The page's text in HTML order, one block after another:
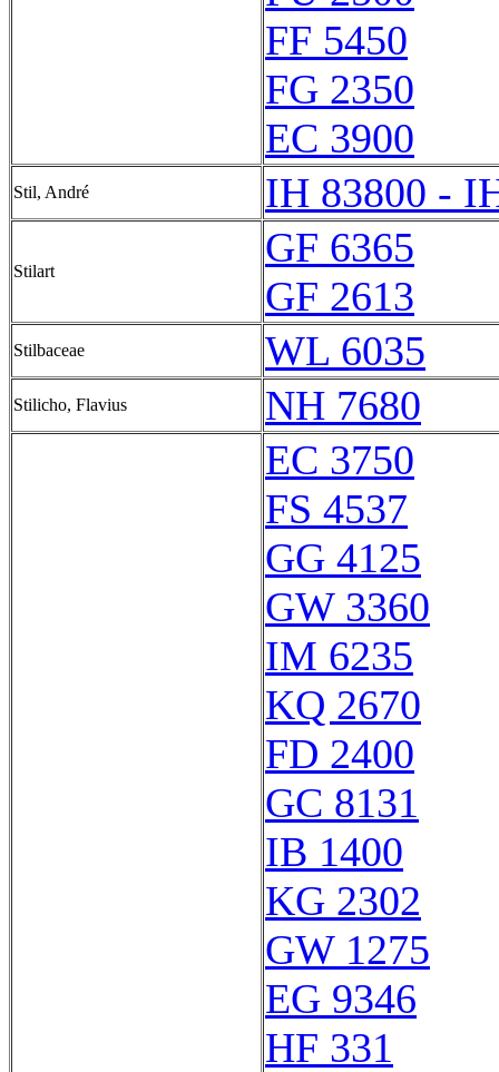
FF 5450
FG 2350
EC 3900
Stil, André IH 83800 -
Stilart
GF 6365
GF 2613
Stilbaceae WL 6035
Stilicho, Flavius NH 7680
EC 3750
FS 4537
GG 4125
GW 3360
IM 6235
KQ 2670
FD 2400
GC 8131
IB 1400
KG 2302
GW 1275
EG 9346
HF 331